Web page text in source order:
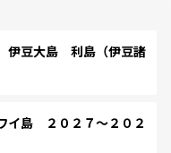
豆大島 利島（伊豆諸
島 ２０２７～２０２